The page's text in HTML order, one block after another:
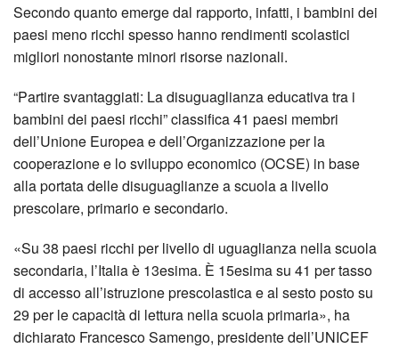
Secondo quanto emerge dal rapporto, infatti, i bambini dei
paesi meno ricchi spesso hanno rendimenti scolastici
migliori nonostante minori risorse nazionali.
“Partire svantaggiati: La disuguaglianza educativa tra i
bambini dei paesi ricchi” classifica 41 paesi membri
dell’Unione Europea e dell’Organizzazione per la
cooperazione e lo sviluppo economico (OCSE) in base
alla portata delle disuguaglianze a scuola a livello
prescolare, primario e secondario.
«Su 38 paesi ricchi per livello di uguaglianza nella scuola
secondaria, l’Italia è 13esima. È 15esima su 41 per tasso
di accesso all’istruzione prescolastica e al sesto posto su
29 per le capacità di lettura nella scuola primaria», ha
dichiarato Francesco Samengo, presidente dell’UNICEF